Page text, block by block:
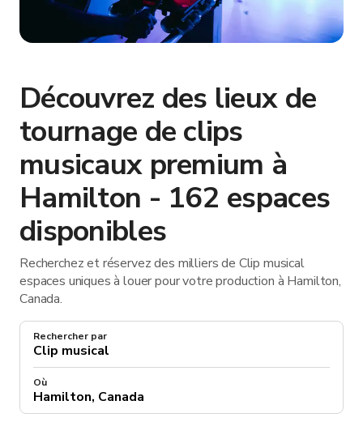
Découvrez des lieux de
tournage de clips
musicaux premium à
Hamilton - 162 espaces
disponibles
Recherchez et réservez des milliers de Clip musical
espaces uniques à louer pour votre production à Hamilton,
Canada.
Rechercher par
Où